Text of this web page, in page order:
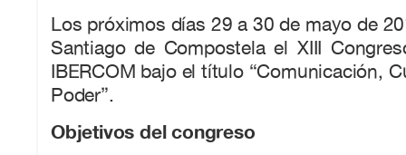
Los próximos días 29 a 30 de mayo de
Santiago de Compostela el XIII
IBERCOM bajo el título “Comunicación,
Poder”.
Objetivos del congreso